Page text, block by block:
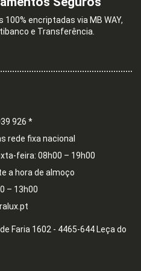
100% encriptadas via MB WAY,
e Transferência.
926 *
rede fixa nacional
feira: 08h00 – 19h00
a hora de almoço
– 13h00
de Faria 1602 - 4465-644 Leça do